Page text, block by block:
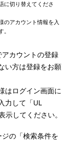
に切り替えてくださ
のアカウント情報を入
カウントの登録
い方は登録をお願
はログイン画面に
力して「UL
してください。
の「検索条件を